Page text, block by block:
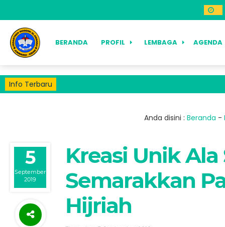
BERANDA PROFIL LEMBAGA AGENDA
Info Terbaru
Anda disini : Beranda -
5
September
2019
Kreasi Unik
Semarakkan
Hijriah